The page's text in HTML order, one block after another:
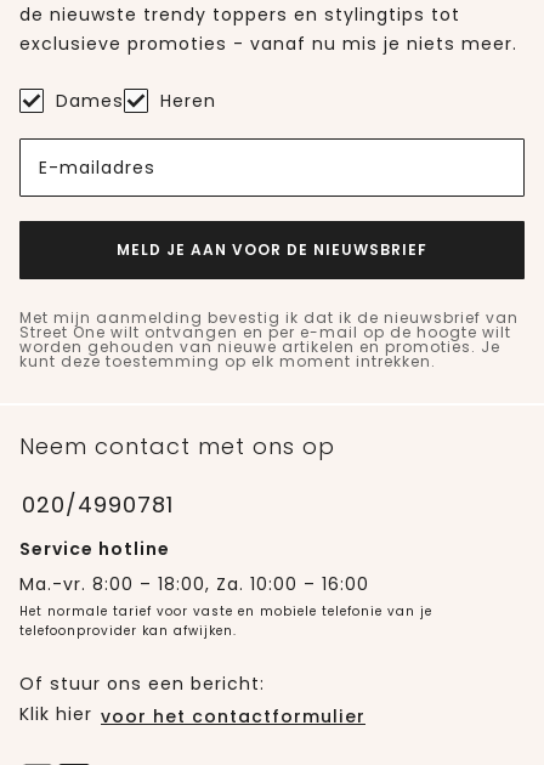
de nieuwste trendy toppers en stylingtips tot
exclusieve promoties - vanaf nu mis je niets meer.
Dames Heren
E-mailadres
MELD JE AAN VOOR DE NIEUWSBRIEF
Met mijn aanmelding bevestig ik dat ik de nieuwsbrief van
Street One wilt ontvangen en per e-mail op de hoogte wilt
worden gehouden van nieuwe artikelen en promoties. Je
kunt deze toestemming op elk moment intrekken.
Neem contact met ons op
020/4990781
Service hotline
Ma.-vr. 8:00 – 18:00, Za. 10:00 – 16:00
Het normale tarief voor vaste en mobiele telefonie van je
telefoonprovider kan afwijken.
Of stuur ons een bericht:
Klik hier voor het contactformulier